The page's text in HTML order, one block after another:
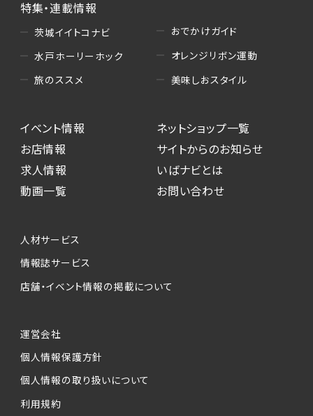
特集・連載情報
茨城イイトコナビ
水戸ホーリーホック
旅のススメ
おでかけガイド
オレンジリボン運動
美味しおスタイル
イベント情報
お店情報
求人情報
動画一覧
ネットショップ一覧
サイトからのお知らせ
いばナビとは
お問い合わせ
人材サービス
情報誌サービス
店舗・イベント情報の掲載について
運営会社
個人情報保護方針
個人情報の取り扱いについて
利用規約